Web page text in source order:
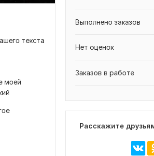
текста
моей
Выполнено заказов
Нет оценок
Заказов в работе
Расскажите